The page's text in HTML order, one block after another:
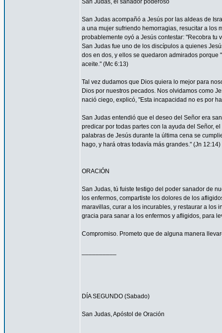
San Judas, el sanador poderoso
San Judas acompañó a Jesús por las aldeas de
a una mujer sufriendo hemorragias, resucitar a los
probablemente oyó a Jesús contestar: "Recobra tu
San Judas fue uno de los discípulos a quienes
dos en dos, y ellos se quedaron admirados
aceite." (Mc 6:13)
Tal vez dudamos que Dios quiera lo mejor para
Dios por nuestros pecados. Nos olvidamos como
nació ciego, explicó, "Esta incapacidad no es por
San Judas entendió que el deseo del Señor era
predicar por todas partes con la ayuda del Señor,
palabras de Jesús durante la última cena se
hago, y hará otras todavía más grandes." (Jn 12:14)
ORACIÓN
San Judas, tú fuiste testigo del poder sanador de
los enfermos, compartiste los dolores de los
maravillas, curar a los incurables, y restaurar a los
gracia para sanar a los enfermos y afligidos, para
Compromiso. Prometo que de alguna manera
DÍA SEGUNDO (Sabado)
San Judas, Apóstol de Oración